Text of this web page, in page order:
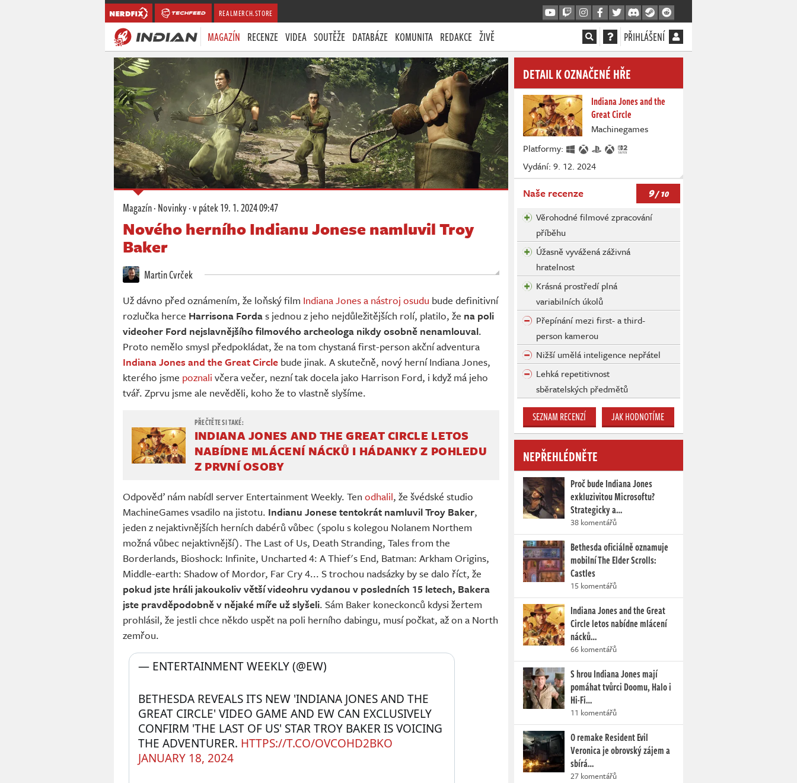
REALMERCH.STORE
MAGAZÍN RECENZE VIDEA SOUTĚŽE DATABÁZE KOMUNITA REDAKCE ŽIVĚ PŘIHLÁŠENÍ
Magazín·Novinky·v pátek19. 1. 2024 09:47
Nového herního Indianu Jonese namluvil Troy
Baker
Martin Cvrček
Už dávno před oznámením, že loňský film Indiana Jones a nástroj osudu bude definitivní
rozlučka herce Harrisona Fordas jednou z jeho nejdůležitějších rolí, platilo, že na poli
videoher Ford nejslavnějšího filmového archeologa nikdy osobně nenamlouval.
Proto nemělo smysl předpokládat, že na tom chystaná first-person akční adventura
Indiana Jones and the Great Circle bude jinak. A skutečně, nový herní Indiana Jones,
kterého jsme poznali včera večer, nezní tak docela jako Harrison Ford, i když má jeho
tvář. Zprvu jsme ale nevěděli, koho že to vlastně slyšíme.
INDIANA JONES AND THE GREAT CIRCLE LETOS
NABÍDNE MLÁCENÍ NÁCKŮ I HÁDANKY Z POHLEDU
Z PRVNÍ OSOBY
Odpověď nám nabídl server Entertainment Weekly. Ten odhalil, že švédské studio
MachineGames vsadilo na jistotu. Indianu Jonese tentokrát namluvil Troy Baker,
jeden z nejaktivnějších herních dabérů vůbec (spolu s kolegou Nolanem Northem
možná vůbec nejaktivnější). The Last of Us, Death Stranding, Tales from the
Borderlands, Bioshock: Infinite, Uncharted 4: A Thief's End, Batman: Arkham Origins,
Middle-earth: Shadow of Mordor, Far Cry 4... S trochou nadsázky by se dalo říct, že
pokud jste hráli jakoukoliv větší videohru vydanou v posledních 15 letech, Bakera
jste pravděpodobně v nějaké míře už slyšeli. Sám Baker koneckonců kdysi žertem
prohlásil, že jestli chce někdo uspět na poli herního dabingu, musí počkat, až on a North
zemřou.
BETHESDA REVEALS ITS NEW 'INDIANA JONES AND THE
GREAT CIRCLE' VIDEO GAME AND EW CAN EXCLUSIVELY
CONFIRM 'THE LAST OF US' STAR TROY BAKER IS VOICING
THE ADVENTURER. HTTPS://T.CO/OVCOHD2BKO
— ENTERTAINMENT WEEKLY (@EW)
JANUARY 18, 2024
DETAIL K OZNAČENÉ HŘE
Indiana Jones and the
Great Circle
Machinegames
Platformy:
Vydání: 9. 12. 2024
Naše recenze 9/ 10
Věrohodné filmové zpracování
příběhu
Úžasně vyvážená záživná
hratelnost
Krásná prostředí plná
variabilních úkolů
Přepínání mezi first- a third-
person kamerou
Nižší umělá inteligence nepřátel
Lehká repetitivnost
sběratelských předmětů
SEZNAM RECENZÍ JAK HODNOTÍME
NEPŘEHLÉDNĚTE
Proč bude Indiana Jones
exkluzivitou Microsoftu?
Strategicky a…
38 komentářů
Bethesda oficiálně oznamuje
mobilní The Elder Scrolls:
Castles
15 komentářů
Indiana Jones and the Great
Circle letos nabídne mlácení
nácků…
66 komentářů
S hrou Indiana Jones mají
pomáhat tvůrci Doomu, Halo i
Hi-Fi…
11 komentářů
O remake Resident Evil
Veronica je obrovský zájem a
sbírá…
27 komentářů